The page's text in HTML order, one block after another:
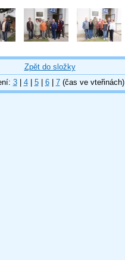
Zpět do složky
3| 4| 5| 6| 7(čas ve vteřinách)